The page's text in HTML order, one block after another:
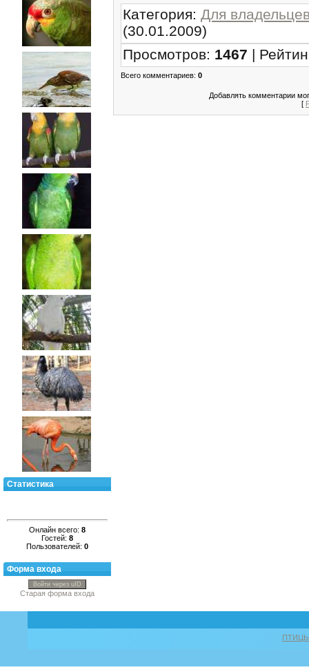
Статистика
Онлайн всего: 8
Гостей: 8
Пользователей: 0
Форма входа
Войти через uID
Старая форма входа
Категория: Для
(30.01.2009)
Просмотров: 1467 |
Всего комментариев: 0
Добавлять комментарии
[